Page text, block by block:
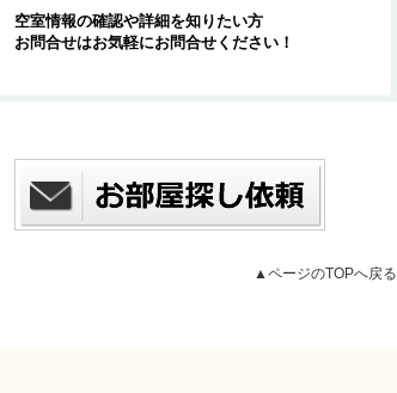
空室情報の確認や詳細を知りたい方
お問合せはお気軽にお問合せください！
▲ページのTOPへ戻る